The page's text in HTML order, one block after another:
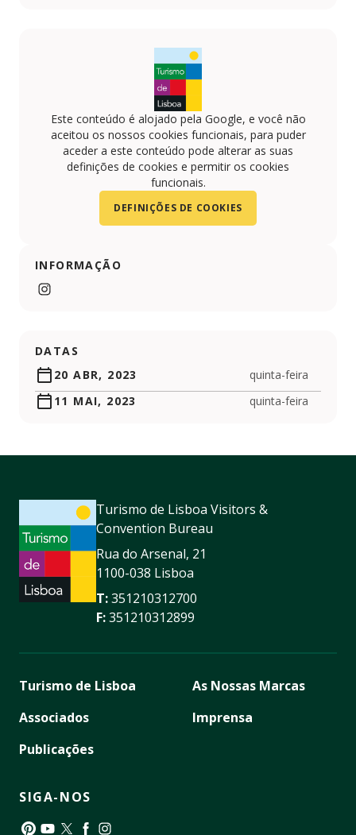
Este conteúdo é alojado pela Google, e você não
aceitou os nossos cookies funcionais, para puder
aceder a este conteúdo pode alterar as suas
definições de cookies e permitir os cookies
funcionais.
DEFINIÇÕES DE COOKIES
INFORMAÇÃO
DATAS
20 ABR, 2023
quinta-feira
11 MAI, 2023
quinta-feira
Turismo de Lisboa Visitors &
Convention Bureau
Rua do Arsenal, 21
1100-038 Lisboa
T:351210312700
F:351210312899
Turismo de Lisboa
Associados
Publicações
As Nossas Marcas
Imprensa
SIGA-NOS